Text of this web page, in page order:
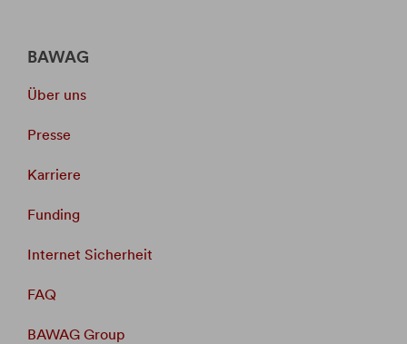
BAWAG
Über uns
Presse
Karriere
Funding
Internet Sicherheit
FAQ
BAWAG Group